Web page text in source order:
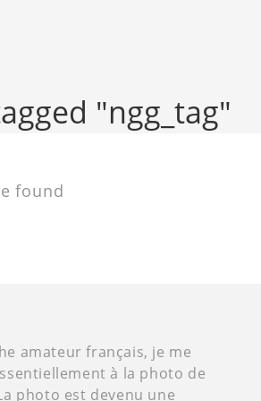
"ngg_tag"
found
amateur français, je me
à la photo de
photo est devenu une